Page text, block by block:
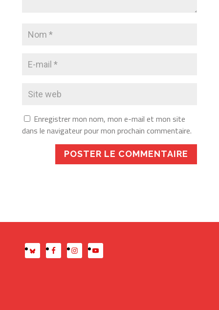
Enregistrer mon nom, mon e-mail et mon site
dans le navigateur pour mon prochain commentaire.